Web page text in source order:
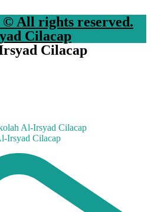
All rights reserved.
Cilacap
Cilacap
Al-Irsyad Cilacap
Irsyad Cilacap